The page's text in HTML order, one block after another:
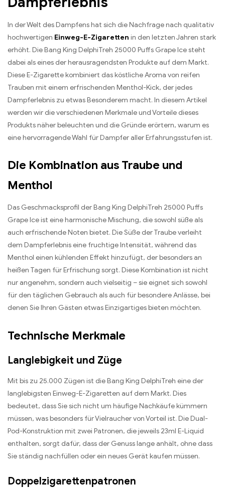
In der Welt des Dampfens hat sich die Nachfrage nach qualitativ
hochwertigen Einweg-E-Zigaretten in den letzten Jahren stark
erhöht. Die Bang King DelphiTreh 25000 Puffs Grape Ice steht
dabei als eines der herausragendsten Produkte auf dem Markt.
Diese E-Zigarette kombiniert das köstliche Aroma von reifen
Trauben mit einem erfrischenden Menthol-Kick, der jedes
Dampferlebnis zu etwas Besonderem macht. In diesem Artikel
werden wir die verschiedenen Merkmale und Vorteile dieses
Produkts näher beleuchten und die Gründe erörtern, warum es
eine hervorragende Wahl für Dampfer aller Erfahrungsstufen ist.
Die Kombination aus Traube und
Menthol
Das Geschmacksprofil der Bang King DelphiTreh 25000 Puffs
Grape Ice ist eine harmonische Mischung, die sowohl süße als
auch erfrischende Noten bietet. Die Süße der Traube verleiht
dem Dampferlebnis eine fruchtige Intensität, während das
Menthol einen kühlenden Effekt hinzufügt, der besonders an
heißen Tagen für Erfrischung sorgt. Diese Kombination ist nicht
nur angenehm, sondern auch vielseitig – sie eignet sich sowohl
für den täglichen Gebrauch als auch für besondere Anlässe, bei
denen Sie Ihren Gästen etwas Einzigartiges bieten möchten.
Technische Merkmale
Langlebigkeit und Züge
Mit bis zu 25.000 Zügen ist die Bang King DelphiTreh eine der
langlebigsten Einweg-E-Zigaretten auf dem Markt. Dies
bedeutet, dass Sie sich nicht um häufige Nachkäufe kümmern
müssen, was besonders für Vielraucher von Vorteil ist. Die Dual-
Pod-Konstruktion mit zwei Patronen, die jeweils 23ml E-Liquid
enthalten, sorgt dafür, dass der Genuss lange anhält, ohne dass
Sie ständig nachfüllen oder ein neues Gerät kaufen müssen.
Doppelzigarettenpatronen